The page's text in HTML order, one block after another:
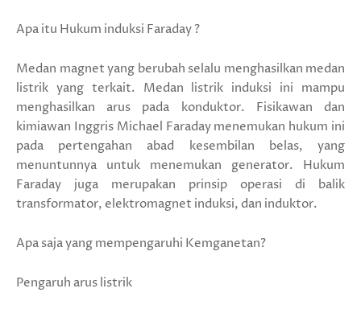
Apa itu Hukum induksi Faraday ?
Medan magnet yang berubah selalu menghasilkan medan
listrik yang terkait. Medan listrik induksi ini mampu
menghasilkan arus pada konduktor. Fisikawan dan
kimiawan Inggris Michael Faraday menemukan hukum ini
pada pertengahan abad kesembilan belas, yang
menuntunnya untuk menemukan generator. Hukum
Faraday juga merupakan prinsip operasi di balik
transformator, elektromagnet induksi, dan induktor.
Apa saja yang mempengaruhi Kemganetan?
Pengaruh arus listrik